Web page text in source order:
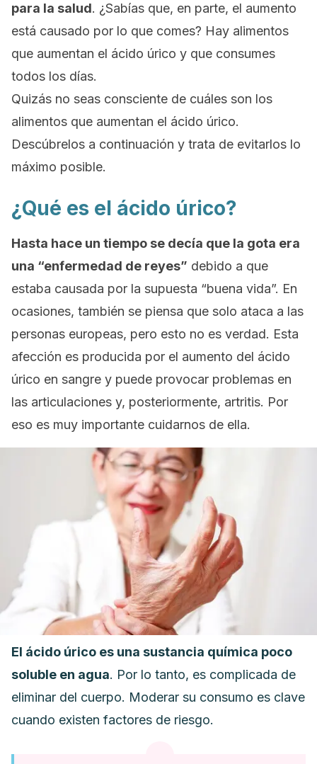
para la salud. ¿Sabías que, en parte, el aumento
está causado por lo que comes? Hay alimentos
que aumentan el ácido úrico y que consumes
todos los días.
Quizás no seas consciente de cuáles son los
alimentos que aumentan el ácido úrico.
Descúbrelos a continuación y trata de evitarlos lo
máximo posible.
¿Qué es el ácido úrico?
Hasta hace un tiempo se decía que la gota era
una “enfermedad de reyes” debido a que
estaba causada por la supuesta “buena vida”. En
ocasiones, también se piensa que solo ataca a las
personas europeas, pero esto no es verdad. Esta
afección es producida por el aumento del ácido
úrico en sangre y puede provocar problemas en
las articulaciones y, posteriormente, artritis. Por
eso es muy importante cuidarnos de ella.
El ácido úrico es una sustancia química poco
soluble en agua. Por lo tanto, es complicada de
eliminar del cuerpo. Moderar su consumo es clave
cuando existen factores de riesgo.